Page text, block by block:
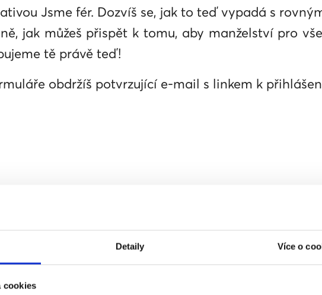
Detaily Více o
cookies
Jsme fér. Dozvíš se, jak to teď vypadá s
jak můžeš přispět k tomu, aby manželství pro
tě právě teď!
obdržíš potvrzující e-mail s linkem k
přijde do 15 minut, zkontrolujte případně i
kontaktujte mě na